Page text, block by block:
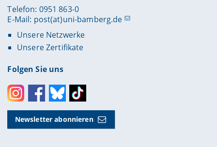
Telefon: 0951 863-0
E-Mail: post(at)uni-bamberg.de
Unsere Netzwerke
Unsere Zertifikate
Folgen Sie uns
InstagramFacebookBlueskyToktok
Newsletter abonnieren